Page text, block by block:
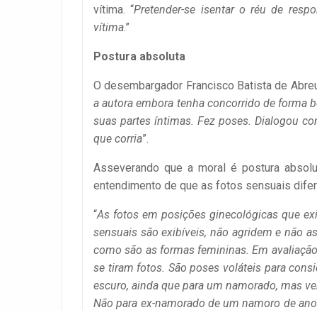
vítima. “Pretender-se isentar o réu de
vítima.”
Postura absoluta
O desembargador Francisco Batista de
a autora embora tenha concorrido de forma
suas partes íntimas. Fez poses. Dialogou
que corria”.
Asseverando que a moral é postura
entendimento de que as fotos sensuais
“As fotos em posições ginecológicas que
sensuais são exibíveis, não agridem e não
como são as formas femininas. Em
se tiram fotos. São poses voláteis para
escuro, ainda que para um namorado, mas
Não para ex-namorado de um namoro de